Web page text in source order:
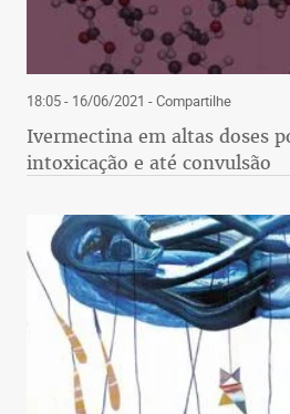
18:05 - 16/06/2021 - Compartilhe
Ivermectina em altas doses
intoxicação e até convulsão